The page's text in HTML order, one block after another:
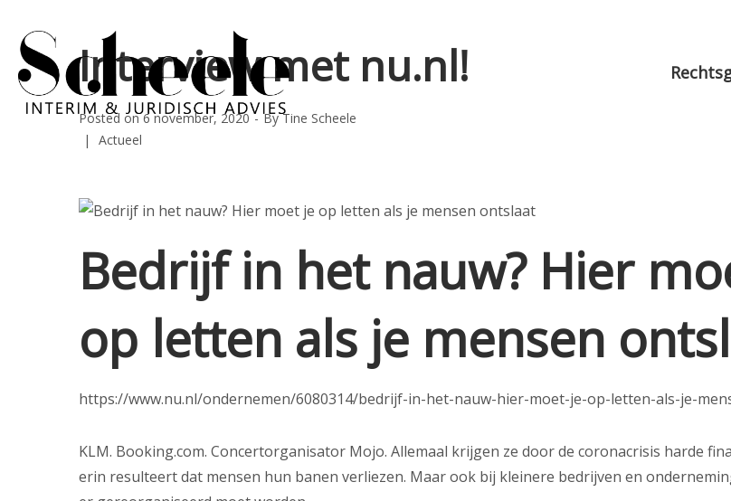
Interview met nu.nl!
Posted on6 november, 2020 ByTine Scheele
Posted
Actueel
Bedrijf in het nauw? Hier
op letten als je mensen
https://www.nu.nl/ondernemen/6080314/bedrijf-in-het-nauw-hier-moet-je-op-letten-als-je-
KLM. Booking.com. Concertorganisator Mojo. Allemaal krijgen ze door de coronacrisis harde
erin resulteert dat mensen hun banen verliezen. Maar ook bij kleinere bedrijven en